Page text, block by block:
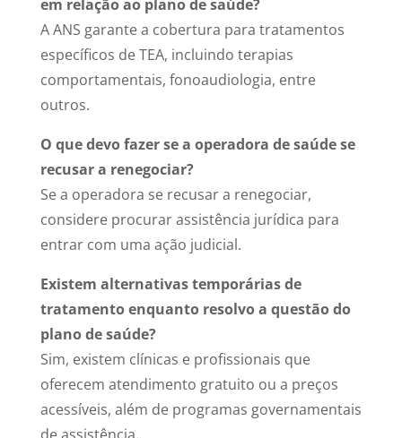
em relação ao plano de saúde?
A ANS garante a cobertura para tratamentos
específicos de TEA, incluindo terapias
comportamentais, fonoaudiologia, entre
outros.
O que devo fazer se a operadora de saúde se
recusar a renegociar?
Se a operadora se recusar a renegociar,
considere procurar assistência jurídica para
entrar com uma ação judicial.
Existem alternativas temporárias de
tratamento enquanto resolvo a questão do
plano de saúde?
Sim, existem clínicas e profissionais que
oferecem atendimento gratuito ou a preços
acessíveis, além de programas governamentais